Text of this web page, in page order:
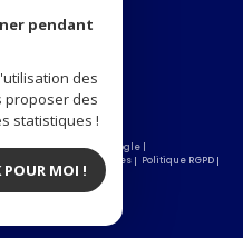
powered by Google |
Partenaires
Politique RGPD
pendant
des
proposer des
statistiques !
POUR MOI !